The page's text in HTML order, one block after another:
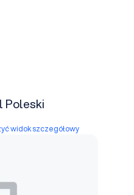
Poleski
widok szczegółowy